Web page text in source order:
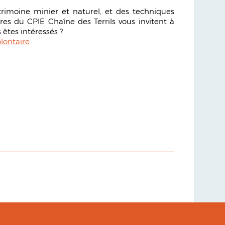
minier et naturel, et des techniques
du CPIE Chaîne des Terrils vous invitent à
intéressés ?